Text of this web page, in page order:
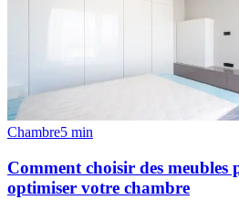
Chambre5 min
Comment choisir des meubles
optimiser votre chambre